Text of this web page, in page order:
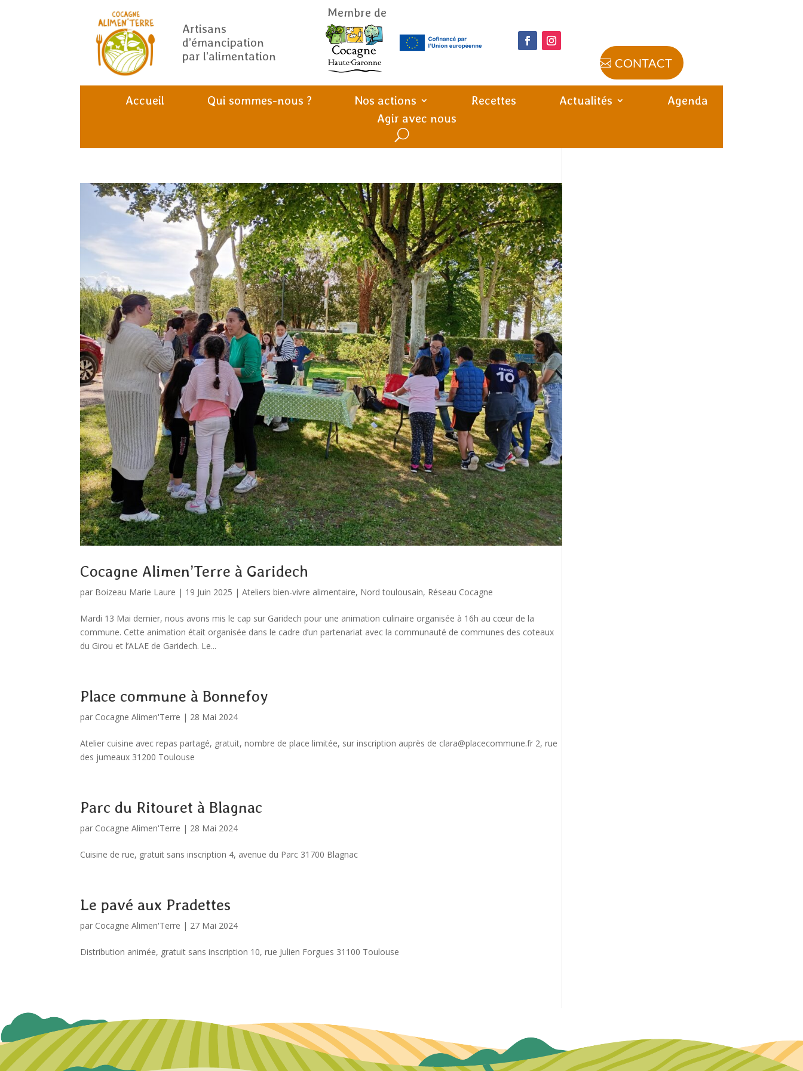
Artisans
d’émancipation
par l’alimentation
Membre de
CONTACT
Accueil Qui sommes-nous ? Nos actions Recettes Actualités
Agenda
Agir avec nous
Cocagne Alimen’Terre à Garidech
par Boizeau Marie Laure | 19 Juin 2025 |Ateliers bien-vivre alimentaire, Nord toulousain, Réseau Cocagne
Mardi 13 Mai dernier, nous avons mis le cap sur Garidech pour une animation culinaire organisée à 16h au cœur de la
commune. Cette animation était organisée dans le cadre d’un partenariat avec la communauté de communes des coteaux
du Girou et l’ALAE de Garidech. Le...
Place commune à Bonnefoy
par Cocagne Alimen'Terre | 28 Mai 2024
Atelier cuisine avec repas partagé, gratuit, nombre de place limitée, sur inscription auprès de clara@placecommune.fr 2, rue
des jumeaux 31200 Toulouse
Parc du Ritouret à Blagnac
par Cocagne Alimen'Terre | 28 Mai 2024
Cuisine de rue, gratuit sans inscription 4, avenue du Parc 31700 Blagnac
Le pavé aux Pradettes
par Cocagne Alimen'Terre | 27 Mai 2024
Distribution animée, gratuit sans inscription 10, rue Julien Forgues 31100 Toulouse